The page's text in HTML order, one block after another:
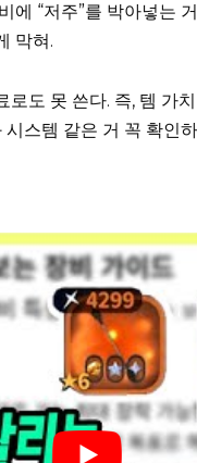
에 “저주”를 박아넣는
막혀.
도 못 쓴다. 즉, 템 가
스템 같은 거 꼭 확인